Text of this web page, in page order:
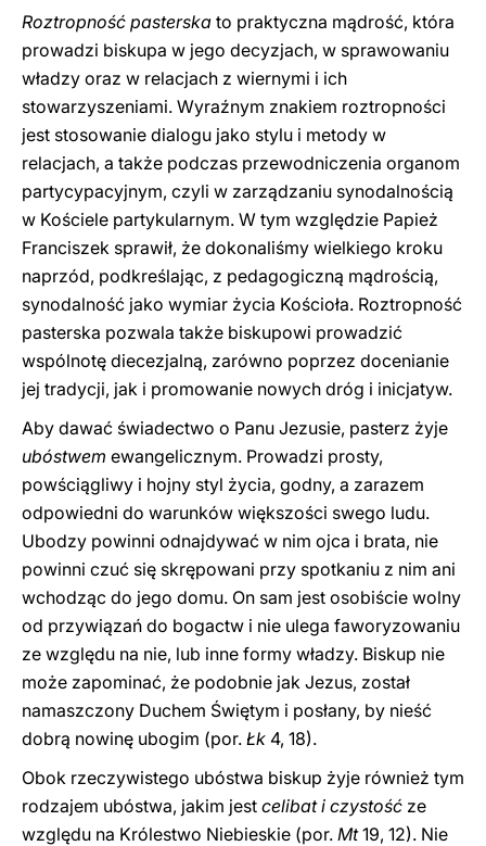
Roztropność pasterska to praktyczna mądrość, która
prowadzi biskupa w jego decyzjach, w sprawowaniu
władzy oraz w relacjach z wiernymi i ich
stowarzyszeniami. Wyraźnym znakiem roztropności
jest stosowanie dialogu jako stylu i metody w
relacjach, a także podczas przewodniczenia organom
partycypacyjnym, czyli w zarządzaniu synodalnością
w Kościele partykularnym. W tym względzie Papież
Franciszek sprawił, że dokonaliśmy wielkiego kroku
naprzód, podkreślając, z pedagogiczną mądrością,
synodalność jako wymiar życia Kościoła. Roztropność
pasterska pozwala także biskupowi prowadzić
wspólnotę diecezjalną, zarówno poprzez docenianie
jej tradycji, jak i promowanie nowych dróg i inicjatyw.
Aby dawać świadectwo o Panu Jezusie, pasterz żyje
ubóstwem ewangelicznym. Prowadzi prosty,
powściągliwy i hojny styl życia, godny, a zarazem
odpowiedni do warunków większości swego ludu.
Ubodzy powinni odnajdywać w nim ojca i brata, nie
powinni czuć się skrępowani przy spotkaniu z nim ani
wchodząc do jego domu. On sam jest osobiście wolny
od przywiązań do bogactw i nie ulega faworyzowaniu
ze względu na nie, lub inne formy władzy. Biskup nie
może zapominać, że podobnie jak Jezus, został
namaszczony Duchem Świętym i posłany, by nieść
dobrą nowinę ubogim (por. Łk 4, 18).
Obok rzeczywistego ubóstwa biskup żyje również tym
rodzajem ubóstwa, jakim jest celibat i czystość ze
względu na Królestwo Niebieskie (por. Mt19, 12). Nie